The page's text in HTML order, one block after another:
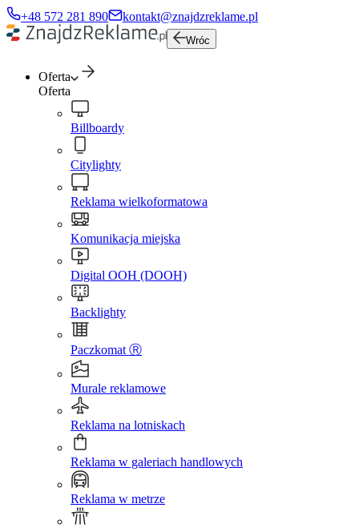
+48 572 281 890 kontakt@znajdzreklame.pl
Wróc
Oferta
Oferta
Billboardy
Citylighty
Reklama wielkoformatowa
Komunikacja miejska
Digital OOH (DOOH)
Backlighty
Paczkomat Ⓡ
Murale reklamowe
Reklama na lotniskach
Reklama w galeriach handlowych
Reklama w metrze